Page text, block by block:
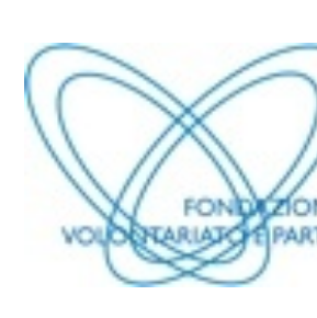
Dettagli articolo